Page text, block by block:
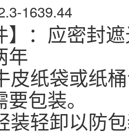
1639.44
】：应密封
年
纸袋或纸
包装。
轻卸以防